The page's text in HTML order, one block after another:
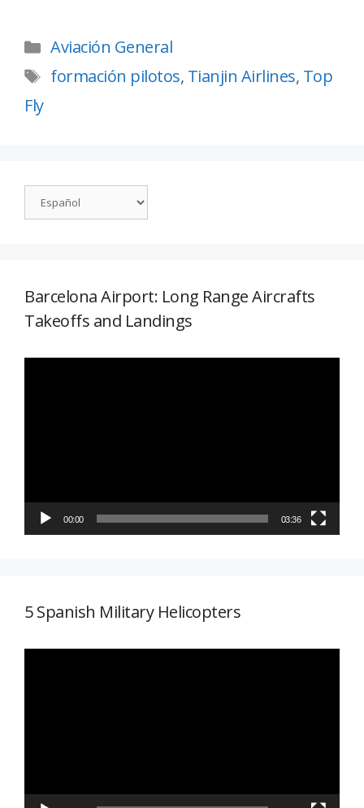
Aviación General
formación pilotos, Tianjin Airlines, Top
Fly
Barcelona Airport: Long Range Aircrafts
Takeoffs and Landings
00:00 03:36
5 Spanish Military Helicopters